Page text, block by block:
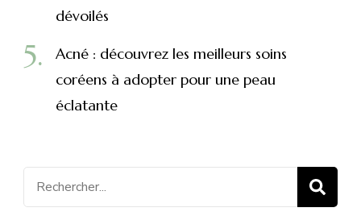
dévoilés
Acné : découvrez les meilleurs soins
coréens à adopter pour une peau
éclatante
Recherche
pour